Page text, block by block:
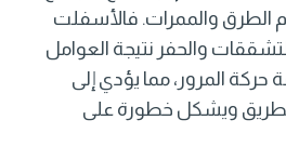
الطرق والممرات. فالأسفلت
والحفر نتيجة العوامل
حركة المرور، مما يؤدي إلى
ويشكل خطورة على